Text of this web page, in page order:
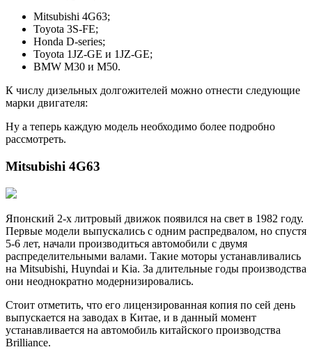
Mitsubishi 4G63;
Toyota 3S-FE;
Honda D-series;
Toyota 1JZ-GE и 1JZ-GE;
BMW M30 и M50.
К числу дизельных долгожителей можно отнести следующие
марки двигателя:
Ну а теперь каждую модель необходимо более подробно
рассмотреть.
Mitsubishi 4G63
Японский 2-х литровый движок появился на свет в 1982 году.
Первые модели выпускались с одним распредвалом, но спустя
5-6 лет, начали производиться автомобили с двумя
распределительными валами. Такие моторы устанавливались
на Mitsubishi, Huyndai и Kia. За длительные годы производства
они неоднократно модернизировались.
Стоит отметить, что его лицензированная копия по сей день
выпускается на заводах в Китае, и в данный момент
устанавливается на автомобиль китайского производства
Brilliance.